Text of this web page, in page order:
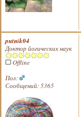
putnik04
Доктор йогических наук
Offline
Пол:
Сообщений: 5365